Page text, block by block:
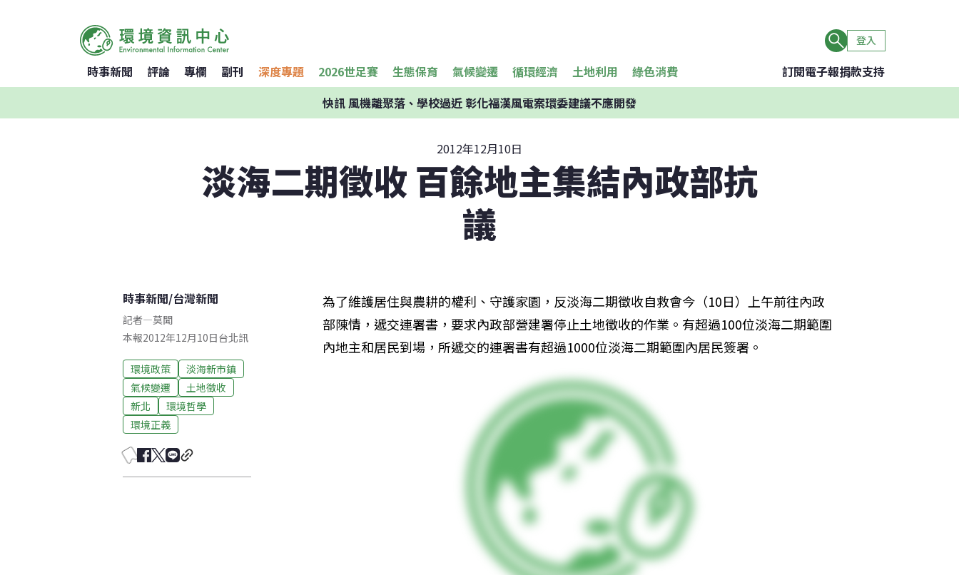
登入
時事新聞 評論 專欄 副刊 深度專題 2026世足賽 生態保育 氣候變遷 循環經濟 土地利用 綠色消費 訂閱電子報捐款支持
快訊風機離聚落、學校過近 彰化福漢風電案環委建議不應開發
2012年12月10日
淡海二期徵收 百餘地主集結內政部抗
議
時事新聞/台灣新聞
記者—莫聞
本報2012年12月10日台北訊
環境政策
淡海新市鎮
氣候變遷
土地徵收
新北
環境哲學
環境正義
為了維護居住與農耕的權利、守護家園，反淡海二期徵收自救會今（10日）上午前往內政
部陳情，遞交連署書，要求內政部營建署停止土地徵收的作業。有超過100位淡海二期範圍
內地主和居民到場，所遞交的連署書有超過1000位淡海二期範圍內居民簽署。